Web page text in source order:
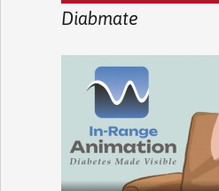
Diabmate